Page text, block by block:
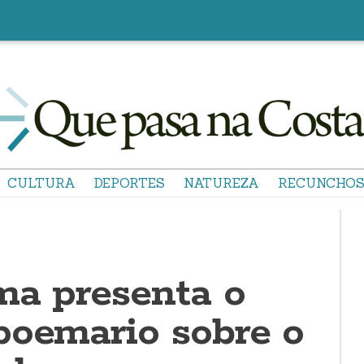
CULTURA DEPORTES NATUREZA RECUNCHOS
presenta o
sobre o